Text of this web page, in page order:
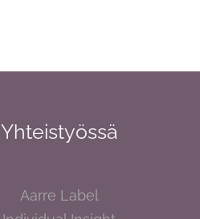
Yhteistyössä
Aarre Label